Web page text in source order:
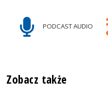
PODCAST AUDIO
Zobacz także